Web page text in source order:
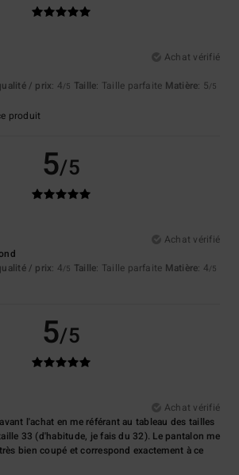
Achat vérifié
/ prix: 4/5 Taille: Taille parfaite Matière: 5/5
produit
5/5
Achat vérifié
/ prix: 4/5 Taille: Taille parfaite Matière: 4/5
5/5
Achat vérifié
l'achat en me référant au tableau des tailles
33 (d'habitude, je fais du 32). Le pantalon me
bien coupé et correspond exactement à ce